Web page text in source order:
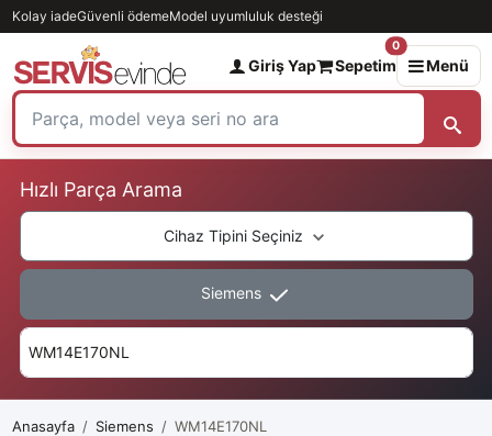
Kolay iadeGüvenli ödemeModel uyumluluk desteği
Giriş Yap Sepetim
0
Menü
Hızlı Parça Arama
Cihaz Tipini Seçiniz
Siemens
Anasayfa Siemens WM14E170NL